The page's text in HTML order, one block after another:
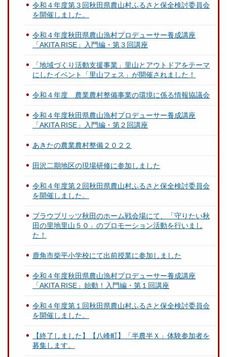
令和４年度第３回秋田県農山村ふるさと保全検討委員会
を開催しました。
令和４年度秋田県農山漁村プロデューサー養成講座
「AKITA RISE」入門編・第３回講座
「地域づくり活動支援事業」里山とアウトドアをテーマ
にしたイベント「里山フェス」が開催されました！
令和４年度 農業農村整備事業の環境に係る情報協議会
令和４年度秋田県農山漁村プロデューサー養成講座
「AKITA RISE」入門編・第２回講座
あきたの農業農村整備２０２２
田沢二期地区の現場研修に参加しました
令和４年度第２回秋田県農山村ふるさと保全検討委員会
を開催しました。
ブラウブリッツ秋田のホーム戦会場にて、「守りたい秋
田の里地里山５０」のプロモーション活動を行いまし
た！
鹿角市柴平小学校にて出前授業に参加しました
令和４年度秋田県農山漁村プロデューサー養成講座
「AKITA RISE」始動！入門編・第１回講座
令和４年度第１回秋田県農山村ふるさと保全検討委員会
を開催しました。
【終了しました】【八峰町】「半農半Ｘ」体験参加者を
募集します。